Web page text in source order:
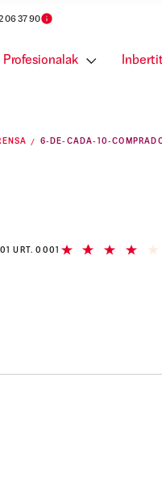
06 37 90
Profesionalak
01 URT. 0001